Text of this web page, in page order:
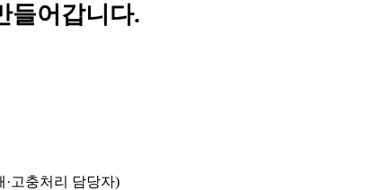
들어갑니다.
고충처리 담당자)